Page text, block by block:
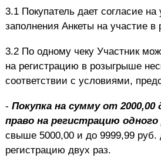
3.1 Покупатель дает согласие на
заполнения Анкеты на участие
3.2 По одному чеку Участник
на регистрацию в розыгрыше
соответствии с условиями,
- Покупка на сумму от 2000,00
право на регистрацию одного
свыше 5000,00 и до 9999,99 руб.
регистрацию двух раз.